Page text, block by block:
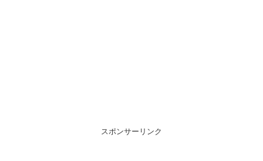
スポンサーリンク